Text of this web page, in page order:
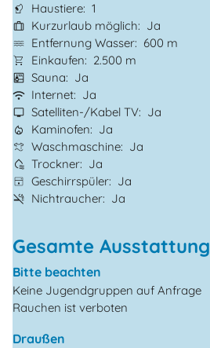
Haustiere 1
Kurzurlaub möglich
Ja
Entfernung Wasser
600 m
Einkaufen
2.500 m
Sauna
Ja
Internet
Ja
Satelliten-/Kabel TV
Ja
Kaminofen
Ja
Waschmaschine
Ja
Trockner
Ja
Geschirrspüler
Ja
Nichtraucher
Ja
Gesamte Ausstattung
Bitte beachten
Keine Jugendgruppen auf Anfrage
Rauchen ist verboten
Draußen